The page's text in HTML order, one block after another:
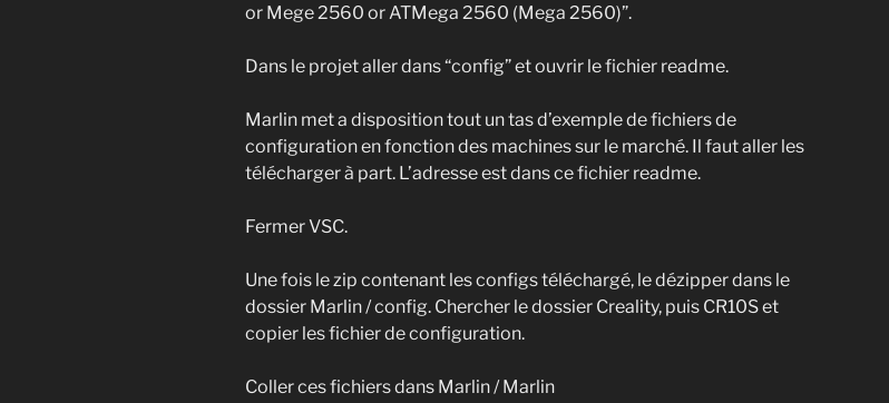
or Mege 2560 or ATMega 2560 (Mega 2560)”.
Dans le projet aller dans “config” et ouvrir le fichier readme.
Marlin met a disposition tout un tas d’exemple de fichiers de
configuration en fonction des machines sur le marché. Il faut aller les
télécharger à part. L’adresse est dans ce fichier readme.
Fermer VSC.
Une fois le zip contenant les configs téléchargé, le dézipper dans le
dossier Marlin / config. Chercher le dossier Creality, puis CR10S et
copier les fichier de configuration.
Coller ces fichiers dans Marlin / Marlin